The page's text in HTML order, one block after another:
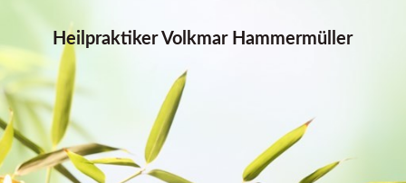
Heilpraktiker Volkmar Hammermüller